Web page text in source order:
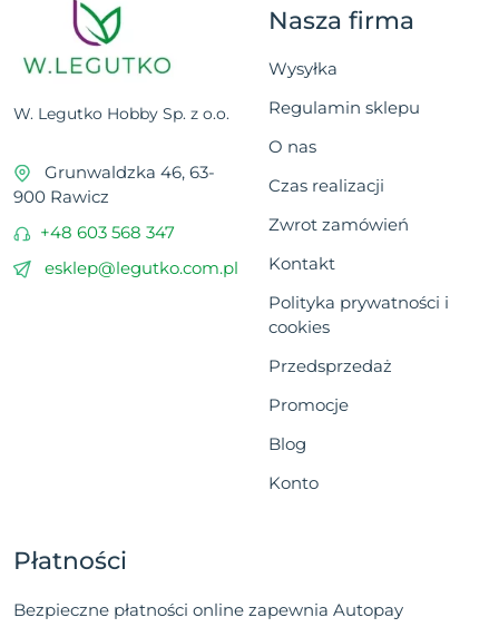
W. Legutko Hobby Sp. z o.o.
Grunwaldzka 46, 63-
900 Rawicz
+48 603 568 347
esklep@legutko.com.pl
Nasza firma
Wysyłka
Regulamin sklepu
O nas
Czas realizacji
Zwrot zamówień
Kontakt
Polityka prywatności i
cookies
Przedsprzedaż
Promocje
Blog
Konto
Płatności
Bezpieczne płatności online zapewnia Autopay